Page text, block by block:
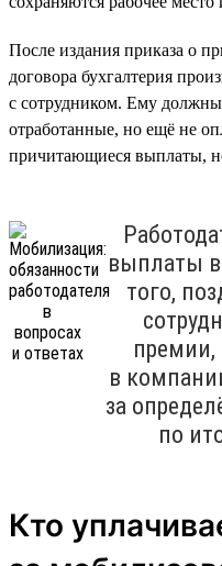
После издания приказа о
договора бухгалтерия
с сотрудником. Ему должны
отработанные, но ещё не
причитающиеся выплаты,
выплаты
того,
премии,
в
за
по
Кто